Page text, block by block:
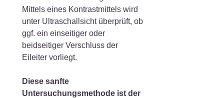
Mittels eines Kontrastmittels wird
unter Ultraschallsicht überprüft, ob
ggf. ein einseitiger oder
beidseitiger Verschluss der
Eileiter vorliegt.
Diese sanfte
Untersuchungsmethode ist der